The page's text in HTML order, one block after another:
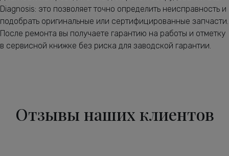
Diagnosis: это позволяет точно определить неисправность и
подобрать оригинальные или сертифицированные запчасти.
После ремонта вы получаете гарантию на работы и отметку
в сервисной книжке без риска для заводской гарантии.
Отзывы наших клиентов